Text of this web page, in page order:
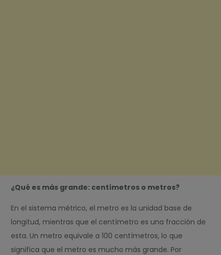
¿Qué es más grande: centímetros o metros?
En el sistema métrico, el metro es la unidad base de
longitud, mientras que el centímetro es una fracción de
esta. Un metro equivale a 100 centímetros, lo que
significa que el metro es mucho más grande. Por